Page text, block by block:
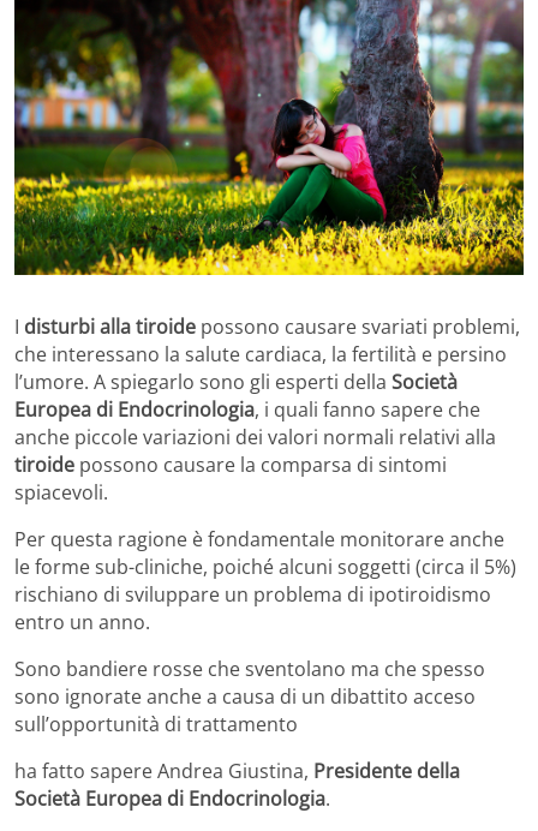
I disturbi alla tiroide possono causare svariati problemi,
che interessano la salute cardiaca, la fertilità e persino
l’umore. A spiegarlo sono gli esperti della Società
Europea di Endocrinologia, i quali fanno sapere che
anche piccole variazioni dei valori normali relativi alla
tiroide possono causare la comparsa di sintomi
spiacevoli.
Per questa ragione è fondamentale monitorare anche
le forme sub-cliniche, poiché alcuni soggetti (circa il 5%)
rischiano di sviluppare un problema di ipotiroidismo
entro un anno.
Sono bandiere rosse che sventolano ma che spesso
sono ignorate anche a causa di un dibattito acceso
sull’opportunità di trattamento
ha fatto sapere Andrea Giustina, Presidente della
Società Europea di Endocrinologia.